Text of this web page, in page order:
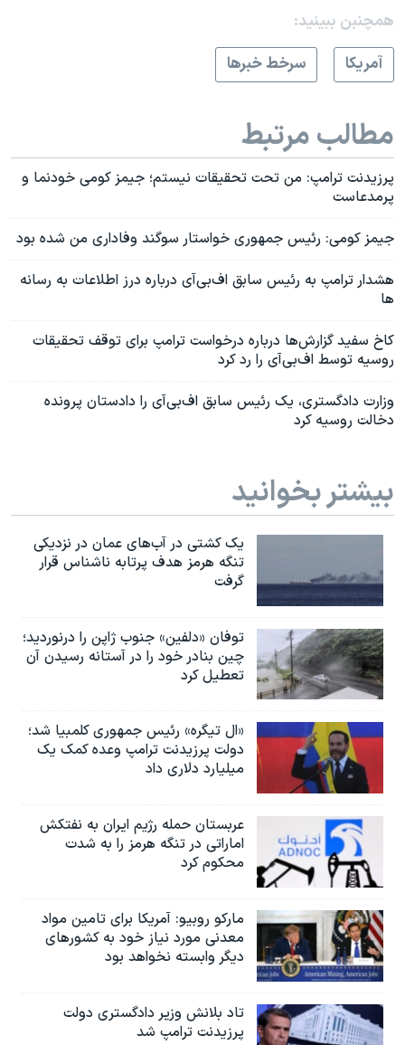
همچنبن ببینید:
آمريکا
سرخط خبرها
مطالب مرتبط
پرزیدنت ترامپ: من تحت تحقیقات نیستم؛ جیمز کومی خودنما و
پرمدعاست
جیمز کومی: رئیس جمهوری خواستار سوگند وفاداری من شده بود
هشدار ترامپ به رئیس سابق اف‌بی‌آی درباره درز اطلاعات به رسانه
ها
کاخ سفید گزارش‌ها درباره درخواست ترامپ برای توقف تحقیقات
روسیه توسط اف‌بی‌آی را رد کرد
وزارت دادگستری، یک رئیس سابق اف‌بی‌آی را دادستان پرونده
دخالت روسیه کرد
بیشتر بخوانید
یک کشتی در آب‌های عمان در نزدیکی
تنگه هرمز هدف پرتابه ناشناس قرار
گرفت
توفان «دلفین» جنوب ژاپن را درنوردید؛
چین بنادر خود را در آستانه رسیدن آن
تعطیل کرد
«ال تیگره» رئیس جمهوری کلمبیا شد؛
دولت پرزیدنت ترامپ وعده کمک یک
میلیارد دلاری داد
عربستان حمله رژیم ایران به نفتکش
اماراتی در تنگه هرمز را به‌ شدت
محکوم کرد
مارکو روبیو: آمریکا برای تامین مواد
معدنی مورد نیاز خود به کشورهای
دیگر وابسته نخواهد بود
تاد بلانش وزیر دادگستری دولت
پرزیدنت ترامپ شد